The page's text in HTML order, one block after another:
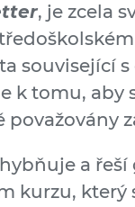
, je zcela
související
k tomu, aby
a řeší
kurzu, který